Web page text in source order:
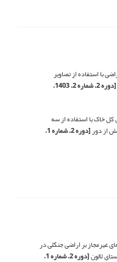
با استفاده از تصاویر
[دوره 2، شماره 2، 1403،
کل خاک با استفاده از سه
از دور
[دوره 2، شماره 1،
غیرمجاز بر اراضی جنگلی در
لالون
[دوره 2، شماره 1،